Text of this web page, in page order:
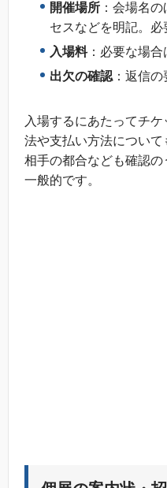
開催場所 ：会場名
セスなどを明記。必
入場料：必要な場合
出欠の確認 ：返信
入場するにあたってチ
法や支払い方法について
相手の都合なども確認
一般的です。